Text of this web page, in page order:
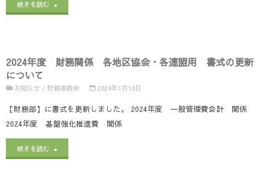
に
い
区
式
の
新
続きを読む "2024
財
務
関
係
各
2024年度 財務関係 各地区協会・各連盟用 書式の更新
について
お知らせ / 財務委員会 2024年1月18日
【財務部】に書式を更新しました。 2024年度 一般管理費会計 関係
2024年度 基盤強化推進費 関係
続きを読む "2024